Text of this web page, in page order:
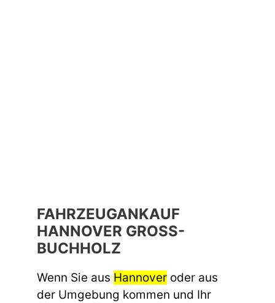
FAHRZEUGANKAUF
HANNOVER GROSS-B
UCHHOLZ
Wenn Sie aus Hannover oder aus
der Umgebung kommen und Ihr